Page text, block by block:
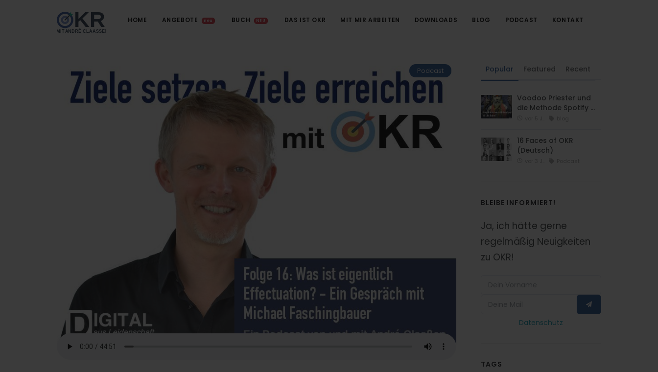
HOME ANGEBOTE neu BUCH NEU DAS IST OKR MIT MIR ARBEITEN DOWNLOADS BLOG PODCAST KONTAKT
Podcast Popular Featured Recent
Voodoo Priester und
die Methode Spotify …
16 Faces of OKR
(Deutsch)
BLEIBE INFORMIERT!
Ja, ich hätte gerne
regelmäßig Neuigkeiten
zu OKR!
Datenschutz
TAGS